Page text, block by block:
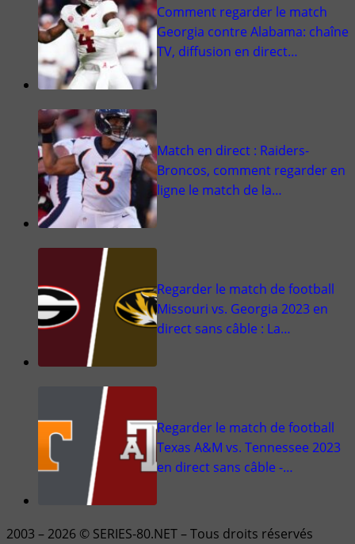
Comment regarder le match
Georgia contre Alabama: chaîne
TV, diffusion en direct…
Match en direct : Raiders-
Broncos, comment regarder en
ligne le match de la…
Regarder le match de football
Missouri vs. Georgia 2023 en
direct sans câble : La…
Regarder le match de football
Texas A&M vs. Tennessee 2023
en direct sans câble -…
2003 – 2026 © SERIES-80.NET – Tous droits réservés